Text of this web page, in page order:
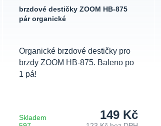
brzdové destičky ZOOM HB-875
pár organické
Organické brzdové destičky pro
brzdy ZOOM HB-875. Baleno po
1 pá!
149 Kč
Skladem